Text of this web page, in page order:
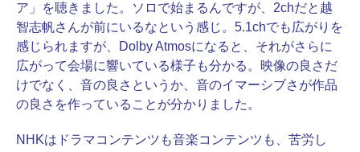
ア」を聴きました。ソロで始まるんですが、2chだと越
智志帆さんが前にいるなという感じ。5.1chでも広がりを
感じられますが、Dolby Atmosになると、それがさらに
広がって会場に響いている様子も分かる。映像の良さだ
けでなく、音の良さというか、音のイマーシブさが作品
の良さを作っていることが分かりました。
NHKはドラマコンテンツも音楽コンテンツも、苦労し